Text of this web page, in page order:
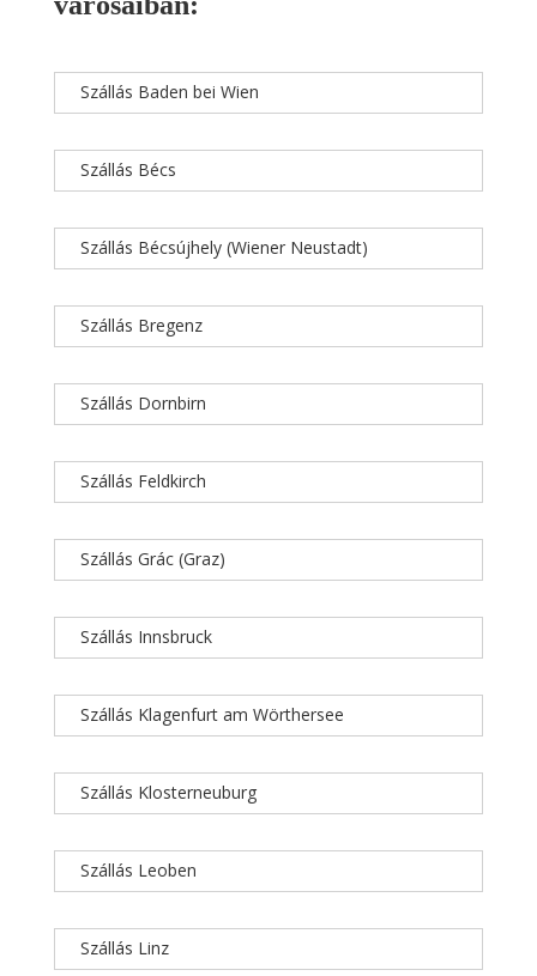
Szállás Baden bei Wien
Szállás Bécs
Szállás Bécsújhely (Wiener Neustadt)
Szállás Bregenz
Szállás Dornbirn
Szállás Feldkirch
Szállás Grác (Graz)
Szállás Innsbruck
Szállás Klagenfurt am Wörthersee
Szállás Klosterneuburg
Szállás Leoben
Szállás Linz